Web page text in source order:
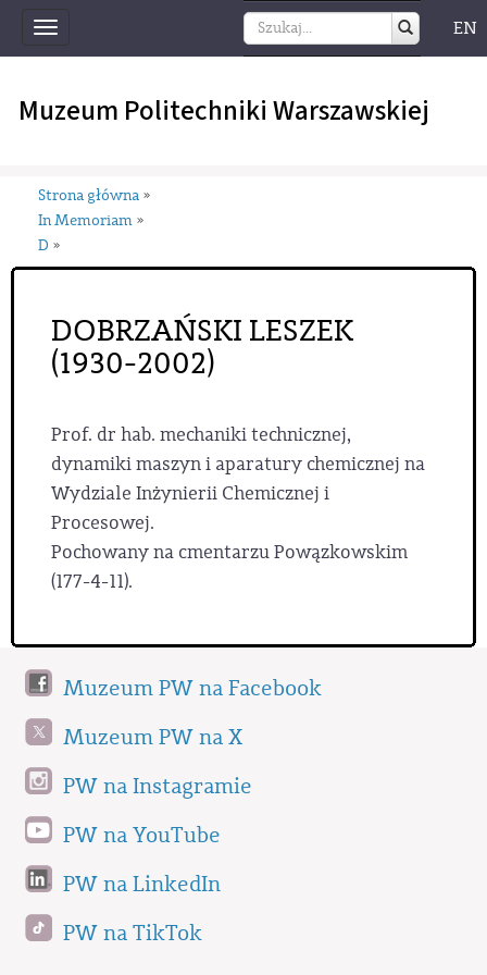
Toggle
navigation
EN
Muzeum Politechniki Warszawskiej
Strona główna »
In Memoriam »
D »
DOBRZAŃSKI LESZEK
(1930-2002)
Prof. dr hab. mechaniki technicznej,
dynamiki maszyn i aparatury chemicznej na
Wydziale Inżynierii Chemicznej i
Procesowej.
Pochowany na cmentarzu Powązkowskim
(177-4-11).
Muzeum PW na Facebook
Muzeum PW na X
PW na Instagramie
PW na YouTube
PW na LinkedIn
PW na TikTok